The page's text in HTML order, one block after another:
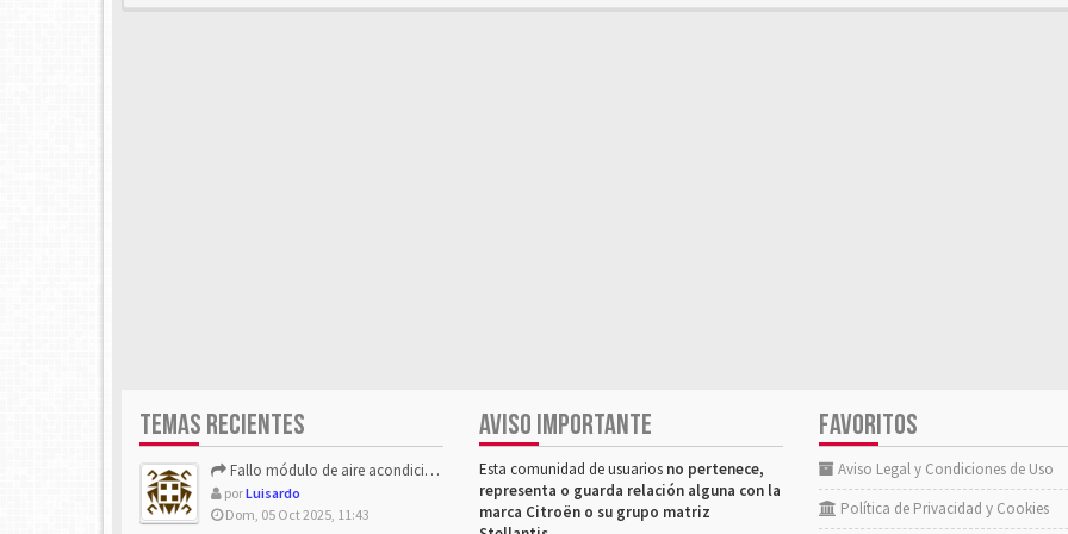
TEMAS RECIENTES
Fallo módulo de aire acondicionado
porLuisardo
Dom, 05 Oct 2025, 11:43
AVISO IMPORTANTE
Esta comunidad de usuarios no pertenece,
representa o guarda relación alguna con la
marca Citroën o su grupo matriz
FAVORITOS
Aviso Legal y Condiciones de Uso
Política de Privacidad y Cookies